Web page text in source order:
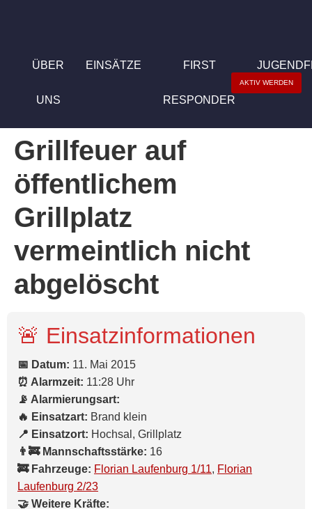
ÜBER
UNS
EINSÄTZE FIRST
RESPONDER
AKTIV WERDEN
Grillfeuer auf
öffentlichem
Grillplatz
vermeintlich nicht
abgelöscht
🚨 Einsatzinformationen
📅 Datum: 11. Mai 2015
⏰ Alarmzeit: 11:28 Uhr
📡 Alarmierungsart:
🔥 Einsatzart: Brand klein
📍 Einsatzort: Hochsal, Grillplatz
👨‍🚒 Mannschaftsstärke: 16
🚒 Fahrzeuge: Florian Laufenburg 1/11, Florian
Laufenburg 2/23
🤝 Weitere Kräfte: